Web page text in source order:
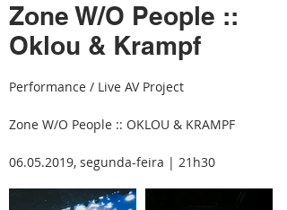
Zone W/O People ::
Oklou & Krampf
Performance / Live AV Project
Zone W/O People :: OKLOU & KRAMPF
06.05.2019, segunda-feira | 21h30